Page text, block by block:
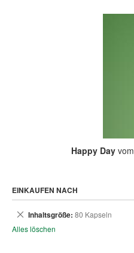
Happy Dayvom
EINKAUFEN NACH
Inhaltsgröße 80 Kapseln
Dies
Alles löschen